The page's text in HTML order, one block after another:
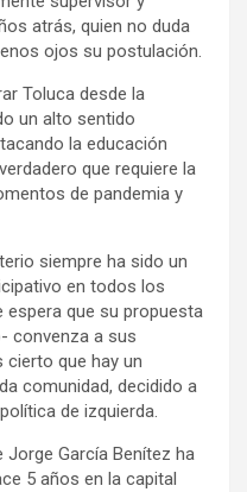
atrás, quien no duda
ojos su postulación.
Toluca desde la
un alto sentido
la educación
que requiere la
de pandemia y
siempre ha sido un
en todos los
que su propuesta
convenza a sus
cierto que hay un
comunidad, decidido a
de izquierda.
Jorge García Benítez ha
5 años en la capital